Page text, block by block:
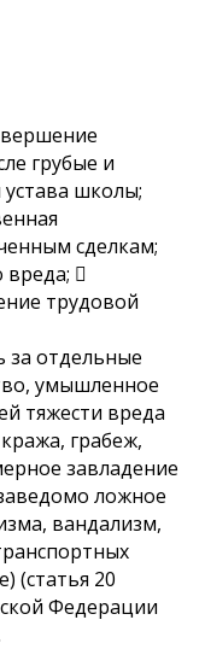
грубые и
школы;
сделкам;

трудовой
за отдельные
умышленное
тяжести вреда
грабеж,
завладение
ложное
вандализм,
(статья 20
Федерации